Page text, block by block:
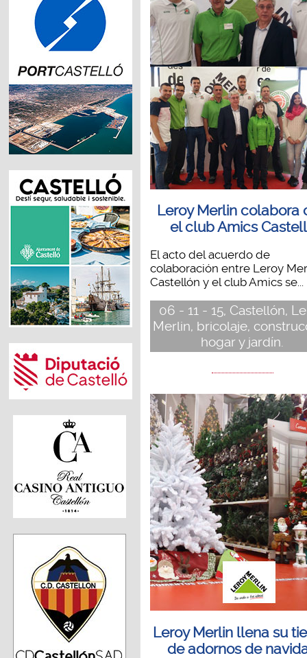
Leroy Merlin colabora
el club Amics
El acto del acuerdo de
colaboración entre Leroy
Castellón y el club Amics se...
06 - 11 - 15, Castellón,
Merlin, bricolaje,
hogar y jardín.
Leroy Merlin llena su
de adornos de